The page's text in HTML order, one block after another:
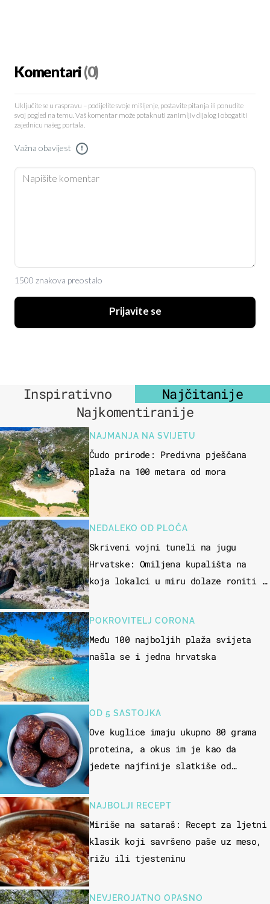
Komentari(0)
Uključite se u raspravu – podijelite svoje mišljenje, postavite pitanja ili ponudite
svoj pogled na temu. Vaš komentar može potaknuti zanimljiv dijalog i obogatiti
zajednicu našeg portala.
Važna obavijest !
1500 znakova preostalo
Prijavite se
Inspirativno
Najčitanije
Najkomentiranije
NAJMANJA NA SVIJETU
Čudo prirode: Predivna pješčana
plaža na 100 metara od mora
NEDALEKO OD PLOČA
Skriveni vojni tuneli na jugu
Hrvatske: Omiljena kupališta na
koja lokalci u miru dolaze roniti i
POKROVITELJ CORONA
Među 100 najboljih plaža svijeta
našla se i jedna hrvatska
OD 5 SASTOJKA
Ove kuglice imaju ukupno 80 grama
proteina, a okus im je kao da
jedete najfinije slatkiše od
NAJBOLJI RECEPT
Miriše na sataraš: Recept za ljetni
klasik koji savršeno paše uz meso,
rižu ili tjesteninu
NEVJEROJATNO OPASNO